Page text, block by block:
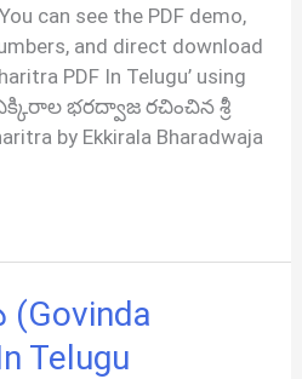
can see the PDF demo,
and direct download
PDF In Telugu’ using
భరద్వాజ రచించిన శ్రీ
by Ekkirala Bharadwaja
Telugu